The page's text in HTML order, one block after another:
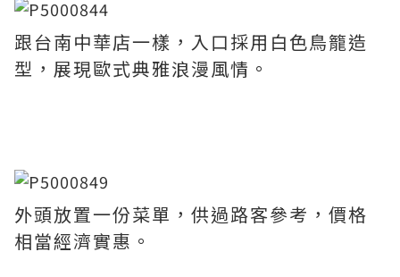
跟台南中華店一樣，入口採用白色鳥籠造
型，展現歐式典雅浪漫風情。
外頭放置一份菜單，供過路客參考，價格
相當經濟實惠。